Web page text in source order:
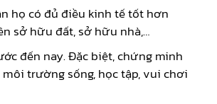
họ có đủ điều kinh tế tốt hơn
sở hữu đất, sở hữu nhà,…
đến nay. Đặc biệt, chứng minh
trường sống, học tập, vui chơi